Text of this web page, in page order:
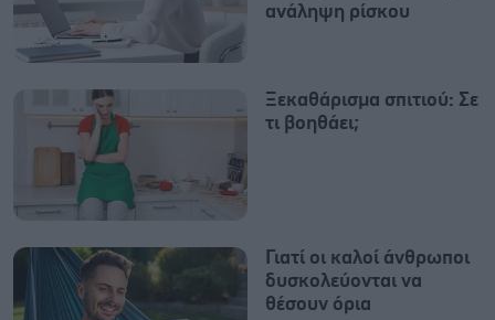
ανάληψη ρίσκου
Ξεκαθάρισμα σπιτιού: Σε
τι βοηθάει;
Γιατί οι καλοί άνθρωποι
δυσκολεύονται να
θέσουν όρια